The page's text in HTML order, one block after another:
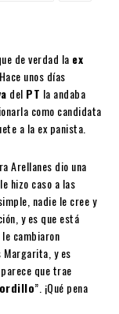
de verdad la ex
unos días
del PT la andaba
como candidata
a la ex panista.
Arellanes dio una
hizo caso a las
nadie le cree y
y es que está
le cambiaron
Margarita, y es
que trae
”. ¡Qué pena